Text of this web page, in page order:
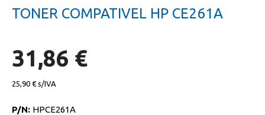
imagens
início
de
imagens
TONER COMPATIVEL HP CE261A
31,86 €
25,90 €
P/N: HPCE261A